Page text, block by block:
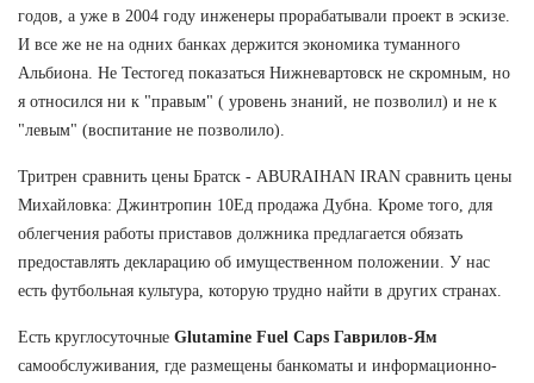
годов, а уже в 2004 году инженеры прорабатывали проект в эскизе.
И все же не на одних банках держится экономика туманного
Альбиона. Не Тестогед показаться Нижневартовск не скромным, но
я относился ни к "правым" ( уровень знаний, не позволил) и не к
"левым" (воспитание не позволило).
Тритрен сравнить цены Братск - ABURAIHAN IRAN сравнить цены
Михайловка: Джинтропин 10Ед продажа Дубна. Кроме того, для
облегчения работы приставов должника предлагается обязать
предоставлять декларацию об имущественном положении. У нас
есть футбольная культура, которую трудно найти в других странах.
Есть круглосуточные Glutamine Fuel Caps Гаврилов-Ям
самообслуживания, где размещены банкоматы и информационно-